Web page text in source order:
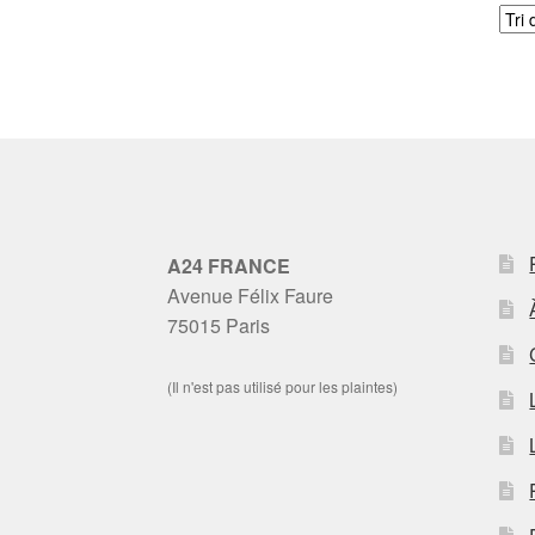
A24 FRANCE
Avenue Félix Faure
75015 Paris
(Il n'est pas utilisé pour les plaintes)